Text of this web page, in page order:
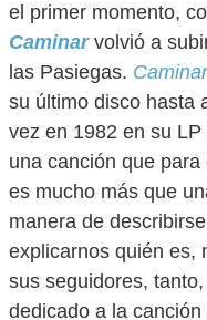
el primer momento,
Caminarvolvió a
las Pasiegas. Caminar
su último disco hasta
vez en 1982 en su LP
una canción que
es mucho más que
manera de
explicarnos quién es,
sus seguidores,
dedicado a la canción